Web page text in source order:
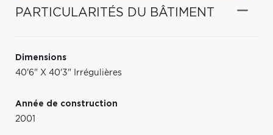
PARTICULARITÉS DU BÂTIMENT
Dimensions
40'6" X 40'3" Irrégulières
Année de construction
2001